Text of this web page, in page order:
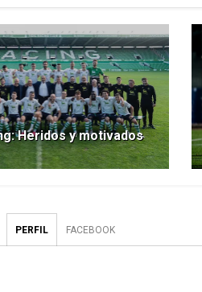
Heridos y motivados
PERFIL FACEBOOK